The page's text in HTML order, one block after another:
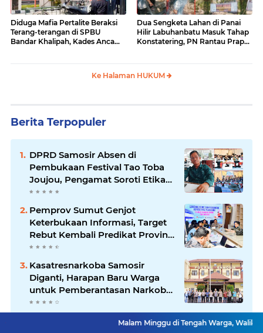
Diduga Mafia Pertalite Beraksi
Terang-terangan di SPBU
Bandar Khalipah, Kades Ancam
Dua Sengketa Lahan di Panai
Hilir Labuhanbatu Masuk Tahap
Konstatering, PN Rantau Prapat
Ke Halaman HUKUM
Berita Terpopuler
DPRD Samosir Absen di
Pembukaan Festival Tao Toba
Joujou, Pengamat Soroti Etika
Birokrasi Pemkab
Pemprov Sumut Genjot
Keterbukaan Informasi, Target
Rebut Kembali Predikat Provinsi
Informatif
Kasatresnarkoba Samosir
Diganti, Harapan Baru Warga
untuk Pemberantasan Narkoba
Menguat
Komisi D DPRD Sumut Apresiasi
Malam Minggu di Tengah Warga, Walikota Rico Waas